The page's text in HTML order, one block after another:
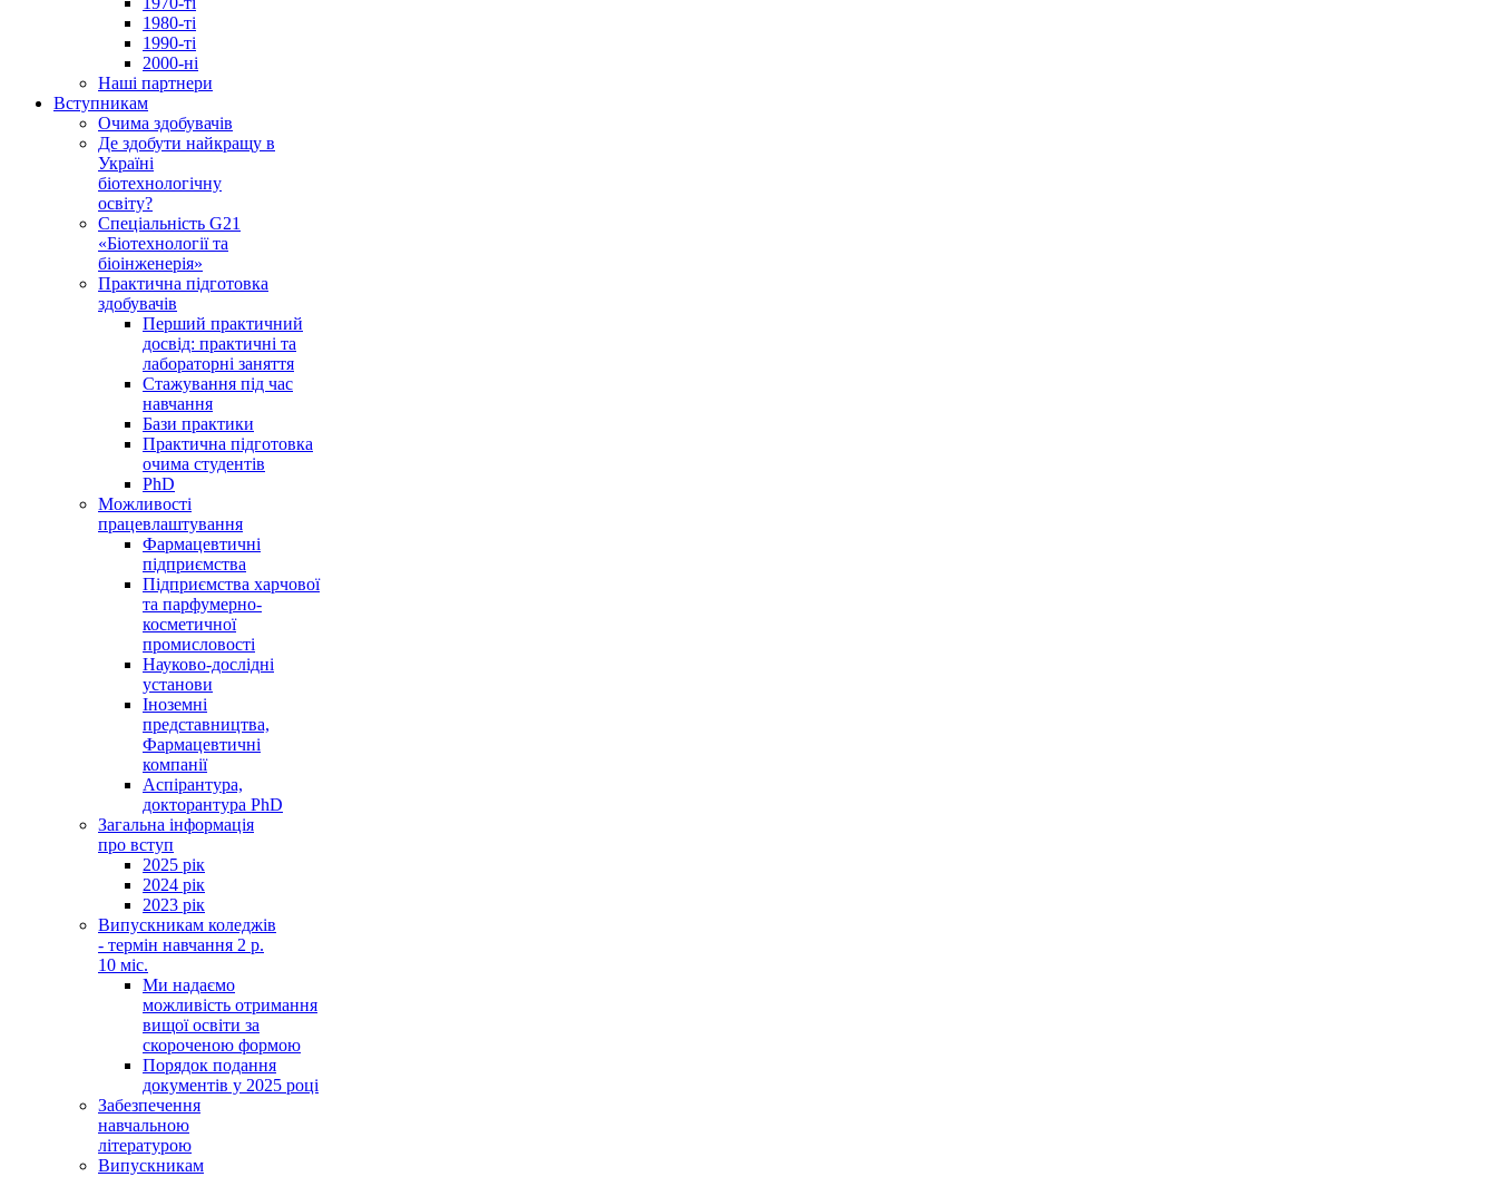
1980-ті
1990-ті
2000-ні
Наші партнери
Вступникам
Очима здобувачів
Де здобути найкращу в
Україні
біотехнологічну
освіту?
Спеціальність G21
«Біотехнології та
біоінженерія»
Практична підготовка
здобувачів
Перший практичний
досвід: практичні та
лабораторні заняття
Стажування під час
навчання
Бази практики
Практична підготовка
очима студентів
PhD
Можливості
працевлаштування
Фармацевтичні
підприємства
Підприємства харчової
та парфумерно-
косметичної
промисловості
Науково-дослідні
установи
Іноземні
представництва,
Фармацевтичні
компанії
Аспірантура,
докторантура PhD
Загальна інформація
про вступ
2025 рік
2024 рік
2023 рік
Випускникам коледжів
- термін навчання 2 р.
10 міс.
Ми надаємо
можливість отримання
вищої освіти за
скороченою формою
Порядок подання
документів у 2025 році
Забезпечення
навчальною
літературою
Випускникам